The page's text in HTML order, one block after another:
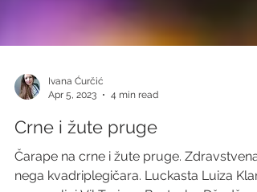
Apr 5, 2023
4 min read
Crne i žute pruge
Čarape na crne i žute pruge. Zdravstvena